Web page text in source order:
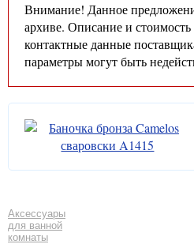
Внимание! Данное
архиве. Описание и стоимость
контактные данные
параметры могут быть
Аксессуары
для ванной
комнаты